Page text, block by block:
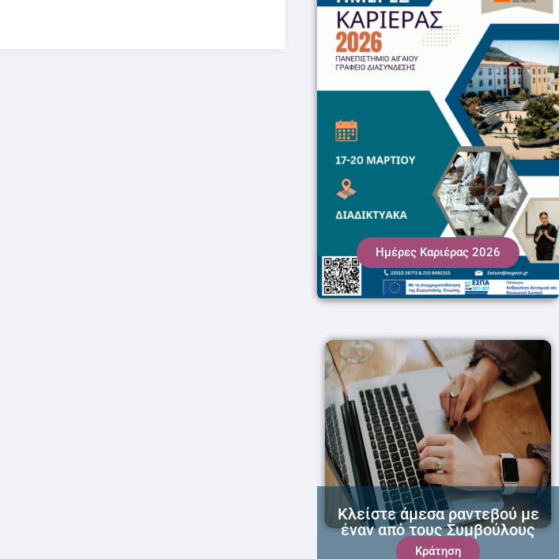
Ημέρες Καριέρας 2026
Κράτηση
Κλείστε άμεσα ραντεβού με
έναν από τους Συμβούλους
μας!